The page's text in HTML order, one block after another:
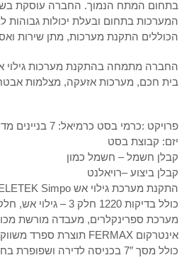
בתחום המתח הנמוך. החברה עוסקת
המערכות בתחום ובעלת יכולות גבוהות
הכוללים התקנת מערכות, מתן שירות
החברה מתמחה בהתקנת מערכות גילוי
בית חכם, מערכות אזעקה, מצלמות
פרויקט :כרמי בסט כרמיאל: 7 בניינים מדורגים
יזם: קבוצת בסט
קבלן חשמל – חשמל כמון
קבלן ביצוע –רויאלנט
התקנת מערכת גילוי אש TELETEK Simpo תוצרת בולגריה
כולל בדיקות 1220 חלק 3 – גילוי אש, חלק ההתראות בדיקת 1596
מערכת ספרינקלרים, מעבדה מורשת
אינטרקום FERMAX תוצרת ספרד משווק ע”י חברת סינאל
כולל מסך 7″ בכניסה לדירה ושפופרת בחדר שינה.